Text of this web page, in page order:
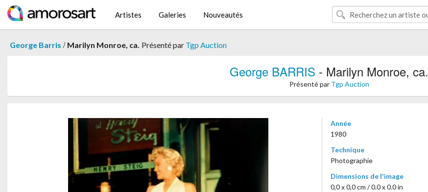
Artistes Galeries Nouveautés
George Barris / Marilyn Monroe, ca. Présenté par Tgp Auction
George BARRIS - Marilyn Monroe, ca.
Présenté par Tgp Auction
Année
1980
Technique
Photographie
Dimensions de l'image
0,0 x 0,0 cm / 0.0 x 0.0 in